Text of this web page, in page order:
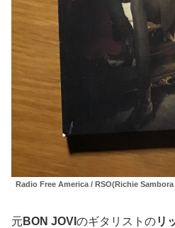
Radio Free America / RSO(Richie
元 BON JOVI のギタリストのリ